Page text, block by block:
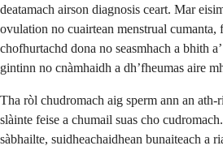
deatamach airson diagnosis ceart. Mar
ovulation no cuairtean menstrual cumanta,
chofhurtachd dona no seasmhach a bhith
gintinn no cnàmhaidh a dh’fheumas aire
Tha ròl chudromach aig sperm ann an ath-
slàinte feise a chumail suas cho
sàbhailte, suidheachaidhean bunaiteach a